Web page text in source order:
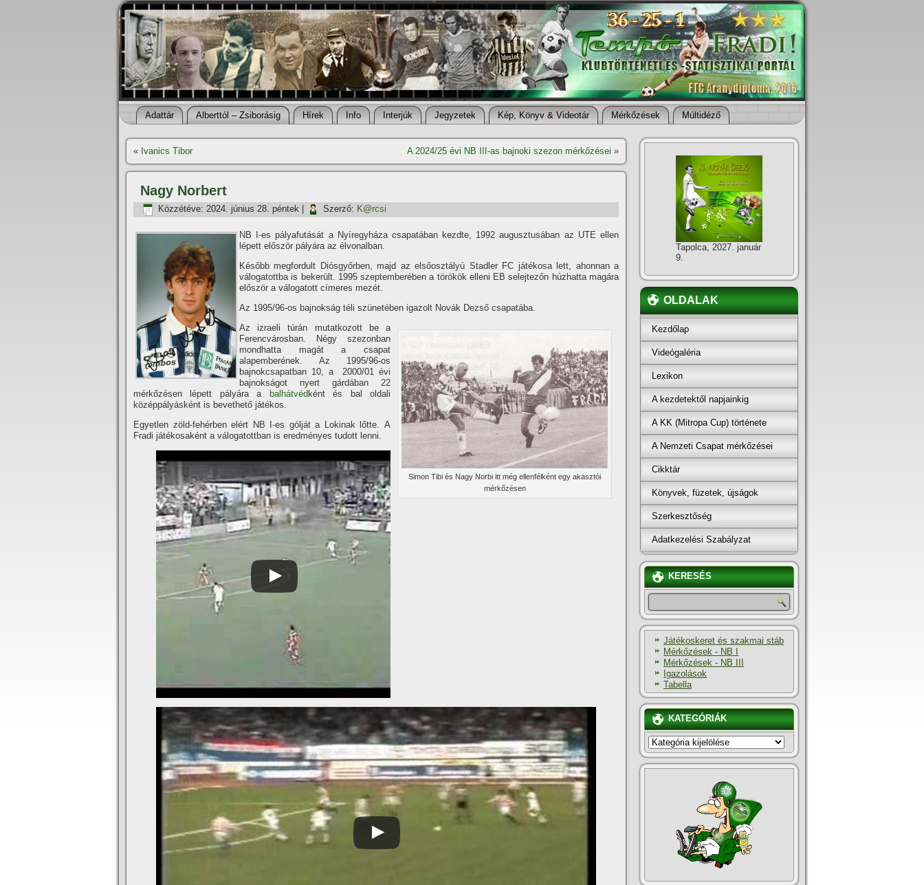
Adattár Alberttól – Zsiborásig Hí­rek Info Interjúk Jegyzetek Kép, Könyv & Videotár Mérkőzések Múltidéző
« Ivanics Tibor A 2024/25 évi NB III-as bajnoki szezon mérkőzései »
Nagy Norbert
Közzétéve: 2024. június 28. péntek Szerző: K@rcsi
NB I-es pályafutását a Nyí­regyháza csapatában kezdte, 1992 augusztusában az UTE ellen
lépett először pályára az élvonalban.
Később megfordult Diósgyőrben, majd az elsőosztályú Stadler FC játékosa lett, ahonnan a
válogatottba is bekerült. 1995 szeptemberében a törökök elleni EB selejtezőn húzhatta magára
először a válogatott cí­meres mezét.
Az 1995/96-os bajnokság téli szünetében igazolt Novák Dezső csapatába.
Simon Tibi és Nagy Norbi itt még ellenfélként egy akasztói
mérkőzésen
Az izraeli túrán mutatkozott be a
Ferencvárosban. Négy szezonban
mondhatta magát a csapat
alapemberének. Az 1995/96-os
bajnokcsapatban 10, a 2000/01 évi
bajnokságot nyert gárdában 22
mérkőzésen lépett pályára a
balhátvéd ként és bal oldali
középpályásként is bevethető játékos.
Egyetlen zöld-fehérben elért NB I-es gólját a Lokinak lőtte. A
Fradi játékosaként a válogatottban is eredményes tudott lenni.
Tapolca, 2027. január
9.
OLDALAK
Kezdőlap
Videógaléria
Lexikon
A kezdetektől napjainkig
A KK (Mitropa Cup) története
A Nemzeti Csapat mérkőzései
Cikktár
Könyvek, füzetek, újságok
Szerkesztőség
Adatkezelési Szabályzat
KERESÉS
Játékoskeret és szakmai stáb
Mérkőzések - NB I
Mérkőzések - NB III
Igazolások
Tabella
KATEGÓRIÁK
KATEGÓRIÁK